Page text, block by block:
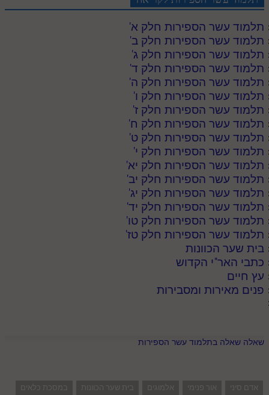
תלמוד עשר הספירות חלק א'
תלמוד עשר הספירות חלק ב'
תלמוד עשר הספירות חלק ג'
תלמוד עשר הספירות חלק ד'
תלמוד עשר הספירות חלק ה'
תלמוד עשר הספירות חלק ו'
תלמוד עשר הספירות חלק ז'
תלמוד עשר הספירות חלק ח'
תלמוד עשר הספירות חלק ט'
תלמוד עשר הספירות חלק י'
תלמוד עשר הספירות חלק יא'
תלמוד עשר הספירות חלק יב'
תלמוד עשר הספירות חלק יג'
תלמוד עשר הספירות חלק יד'
תלמוד עשר הספירות חלק טו'
תלמוד עשר הספירות חלק טז'
בית שער הכוונות
כתבי האר"י הקדוש
עץ חיים
פנים מאירות ומסבירות
שאלה שאלה בתלמוד עשר הספירות
אדם סיני אור פנימי אלמוגים בית שער הכוונות
במסכת כלאים